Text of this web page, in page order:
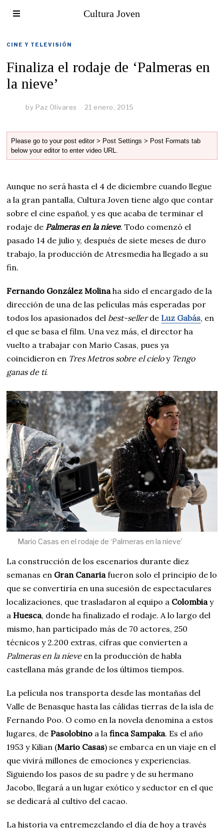
Cultura Joven
CINE Y TELEVISIÓN
Finaliza el rodaje de ‘Palmeras en
la nieve’
by Paz Olivares 21 enero, 2015
Please go to your post editor > Post Settings > Post Formats tab
below your editor to enter video URL.
Aunque no será hasta el 4 de diciembre cuando llegue
a la gran pantalla, Cultura Joven tiene algo que contar
sobre el cine español, y es que acaba de terminar el
rodaje de Palmeras en la nieve. Todo comenzó el
pasado 14 de julio y, después de siete meses de duro
trabajo, la producción de Atresmedia ha llegado a su
fin.
Fernando González Molinaha sido el encargado de la
dirección de una de las películas más esperadas por
todos los apasionados del best-sellerde Luz Gabás, en
el que se basa el film. Una vez más, el director ha
vuelto a trabajar con Mario Casas, pues ya
coincidieron en Tres Metros sobre el cieloy Tengo
ganas de ti.
Mario Casas en el rodaje de ‘Palmeras en la nieve’
La construcción de los escenarios durante diez
semanas en Gran Canariafueron solo el principio de lo
que se convertiría en una sucesión de espectaculares
localizaciones, que trasladaron al equipo a Colombiay
a Huesca, donde ha finalizado el rodaje. A lo largo del
mismo, han participado más de 70 actores, 250
técnicos y 2.200 extras, cifras que convierten a
Palmeras en la nieveen la producción de habla
castellana más grande de los últimos tiempos.
La película nos transporta desde las montañas del
Valle de Benasque hasta las cálidas tierras de la isla de
Fernando Poo. O como en la novela denomina a estos
lugares, de Pasolobino a lafinca Sampaka. Es el año
1953 y Kilian (Mario Casas) se embarca en un viaje en el
que vivirá millones de emociones y experiencias.
Siguiendo los pasos de su padre y de su hermano
Jacobo, llegará a un lugar exótico y seductor en el que
se dedicará al cultivo del cacao.
La historia va entremezclando el día de hoy a través